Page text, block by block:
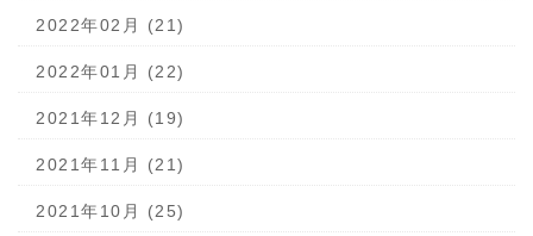
2022年02月 (21)
2022年01月 (22)
2021年12月 (19)
2021年11月 (21)
2021年10月 (25)